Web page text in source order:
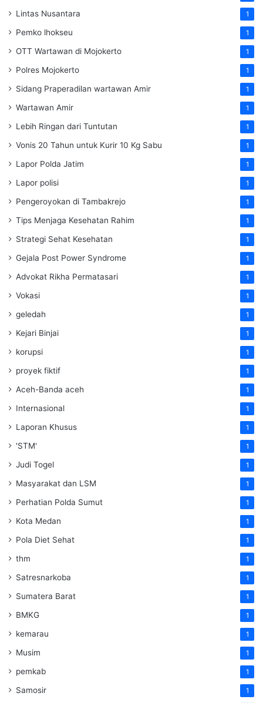
Lintas Nusantara 1
Pemko lhokseu 1
OTT Wartawan di Mojokerto 1
Polres Mojokerto 1
Sidang Praperadilan wartawan Amir 1
Wartawan Amir 1
Lebih Ringan dari Tuntutan 1
Vonis 20 Tahun untuk Kurir 10 Kg Sabu 1
Lapor Polda Jatim 1
Lapor polisi 1
Pengeroyokan di Tambakrejo 1
Tips Menjaga Kesehatan Rahim 1
Strategi Sehat Kesehatan 1
Gejala Post Power Syndrome 1
Advokat Rikha Permatasari 1
Vokasi 1
geledah 1
Kejari Binjai 1
korupsi 1
proyek fiktif 1
Aceh-Banda aceh 1
Internasional 1
Laporan Khusus 1
'STM' 1
Judi Togel 1
Masyarakat dan LSM 1
Perhatian Polda Sumut 1
Kota Medan 1
Pola Diet Sehat 1
thm 1
Satresnarkoba 1
Sumatera Barat 1
BMKG 1
kemarau 1
Musim 1
pemkab 1
Samosir 1